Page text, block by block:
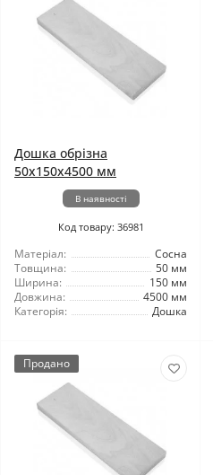
Дошка обрізна
50x150x4500 мм
В наявності
Код товару: 36981
Матеріал:
Сосна
Товщина:
50 мм
Ширина:
150 мм
Довжина:
4500 мм
Категорія:
Дошка
Продано